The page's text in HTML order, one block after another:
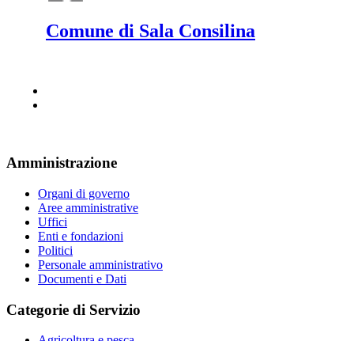
Comune di Sala Consilina
Amministrazione
Organi di governo
Aree amministrative
Uffici
Enti e fondazioni
Politici
Personale amministrativo
Documenti e Dati
Categorie di Servizio